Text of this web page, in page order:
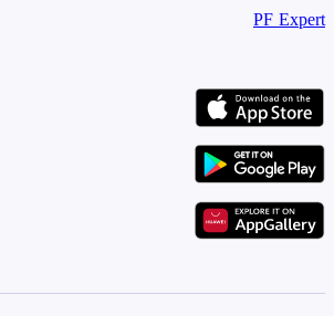
PF Expert